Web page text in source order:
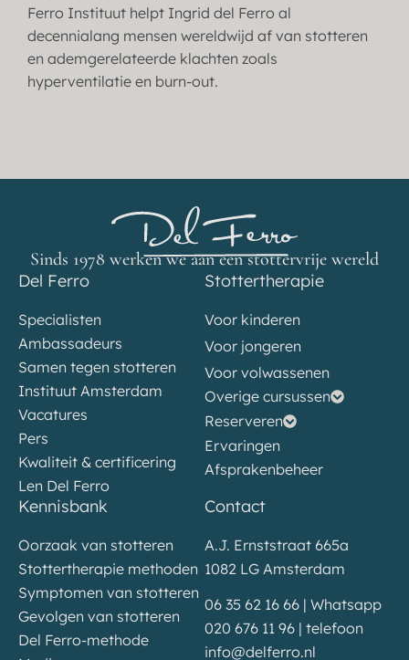
Ferro Instituut helpt Ingrid del Ferro al
decennialang mensen wereldwijd af van stotteren
en ademgerelateerde klachten zoals
hyperventilatie en burn-out.
Sinds 1978 werken we aan een stottervrije wereld
Del Ferro
Specialisten
Ambassadeurs
Samen tegen stotteren
Instituut Amsterdam
Vacatures
Pers
Kwaliteit & certificering
Len Del Ferro
Stottertherapie
Voor kinderen
Voor jongeren
Voor volwassenen
Overige cursussen
Reserveren
Ervaringen
Afsprakenbeheer
Kennisbank
Oorzaak van stotteren
Stottertherapie methoden
Symptomen van stotteren
Gevolgen van stotteren
Del Ferro-methode
Contact
A.J. Ernststraat 665a
1082 LG Amsterdam
06 35 62 16 66 | Whatsapp
020 676 11 96 | telefoon
info@delferro.nl